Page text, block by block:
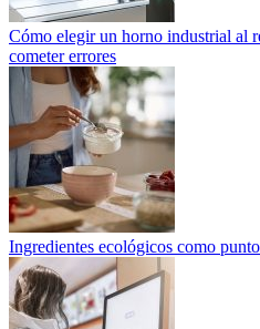
Cómo elegir un horno industrial al
cometer errores
Ingredientes ecológicos como